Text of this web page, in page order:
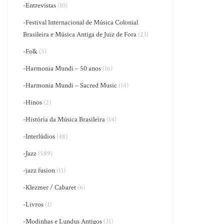
-Entrevistas (10)
-Festival Internacional de Música Colonial
Brasileira e Música Antiga de Juiz de Fora (23)
-Folk (5)
-Harmonia Mundi – 50 anos (16)
-Harmonia Mundi – Sacred Music (14)
-Hinos (2)
-História da Música Brasileira (14)
-Interlúdios (48)
-Jazz (589)
-jazz fusion (11)
-Klezmer / Cabaret (6)
-Livros (1)
-Modinhas e Lundus Antigos (31)